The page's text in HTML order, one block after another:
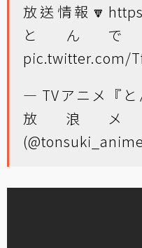
放送情報🔽
とん
pic.twitter.com/
— TVアニメ『と
放浪